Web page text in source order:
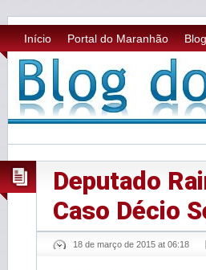
Início Portal do Maranhão
Deputado
Caso Décio
18 de março de 2015 at 06:18